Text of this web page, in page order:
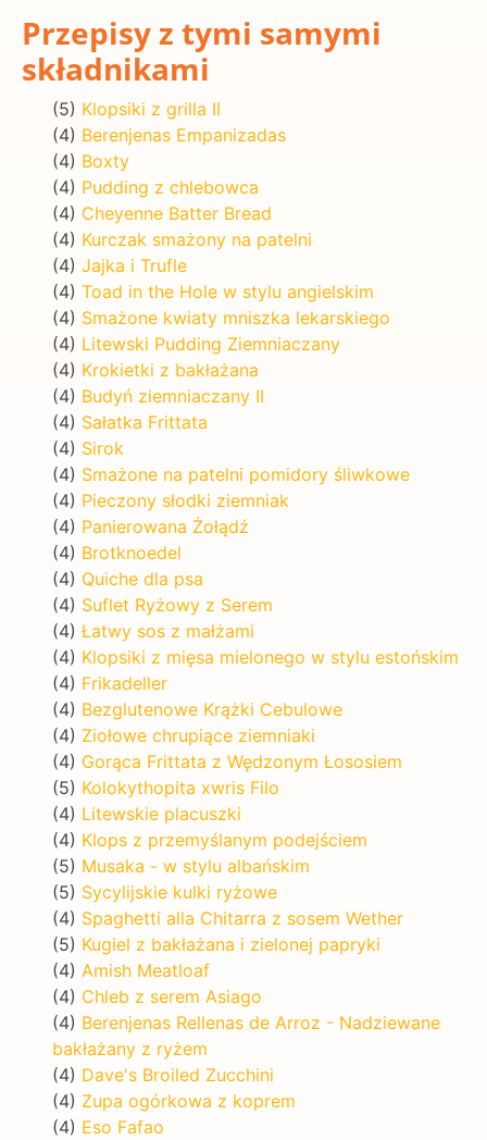
Przepisy z tymi samymi
składnikami
(5) Klopsiki z grilla II
(4) Berenjenas Empanizadas
(4) Boxty
(4) Pudding z chlebowca
(4) Cheyenne Batter Bread
(4) Kurczak smażony na patelni
(4) Jajka i Trufle
(4) Toad in the Hole w stylu angielskim
(4) Smażone kwiaty mniszka lekarskiego
(4) Litewski Pudding Ziemniaczany
(4) Krokietki z bakłażana
(4) Budyń ziemniaczany II
(4) Sałatka Frittata
(4) Sirok
(4) Smażone na patelni pomidory śliwkowe
(4) Pieczony słodki ziemniak
(4) Panierowana Żołądź
(4) Brotknoedel
(4) Quiche dla psa
(4) Suflet Ryżowy z Serem
(4) Łatwy sos z małżami
(4) Klopsiki z mięsa mielonego w stylu estońskim
(4) Frikadeller
(4) Bezglutenowe Krążki Cebulowe
(4) Ziołowe chrupiące ziemniaki
(4) Gorąca Frittata z Wędzonym Łososiem
(5) Kolokythopita xwris Filo
(4) Litewskie placuszki
(4) Klops z przemyślanym podejściem
(5) Musaka - w stylu albańskim
(5) Sycylijskie kulki ryżowe
(4) Spaghetti alla Chitarra z sosem Wether
(5) Kugiel z bakłażana i zielonej papryki
(4) Amish Meatloaf
(4) Chleb z serem Asiago
(4) Berenjenas Rellenas de Arroz - Nadziewane
bakłażany z ryżem
(4) Dave's Broiled Zucchini
(4) Zupa ogórkowa z koprem
(4) Eso Fafao